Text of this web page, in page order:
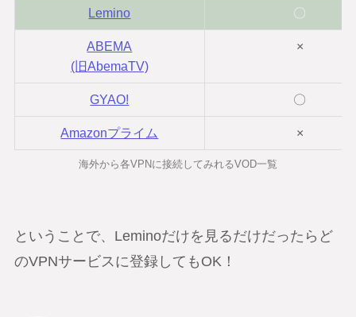
Lemino 〇
ABEMA
(旧AbemaTV)
×
GYAO! 〇
Amazonプライム ×
海外から各VPNに接続してみれるVOD一覧
ということで、Leminoだけを見るだけだったらど
のVPNサービスに登録してもOK！